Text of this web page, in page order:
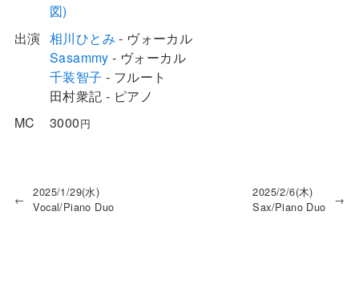
図)
出演 相川ひとみ - ヴォーカル
Sasammy - ヴォーカル
千装智子 - フルート
田村衆記 - ピアノ
MC
3000円
←
2025/1/29(水)
Vocal/Piano Duo
2025/2/6(木)
Sax/Piano Duo
→